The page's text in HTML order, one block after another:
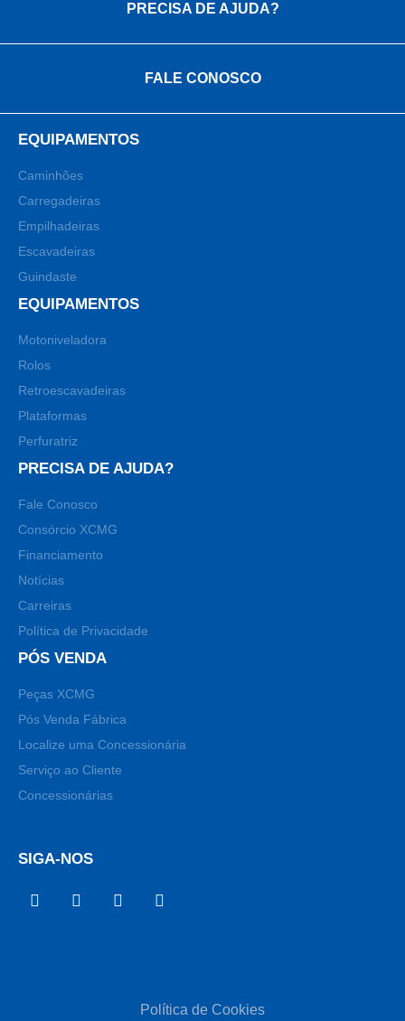
PRECISA DE AJUDA?
FALE CONOSCO
EQUIPAMENTOS
Caminhões
Carregadeiras
Empilhadeiras
Escavadeiras
Guindaste
EQUIPAMENTOS
Motoniveladora
Rolos
Retroescavadeiras
Plataformas
Perfuratriz
PRECISA DE AJUDA?
Fale Conosco
Consórcio XCMG
Financiamento
Notícias
Carreiras
Política de Privacidade
PÓS VENDA
Peças XCMG
Pós Venda Fábrica
Localize uma Concessionária
Serviço ao Cliente
Concessionárias
SIGA-NOS
Política de Cookies